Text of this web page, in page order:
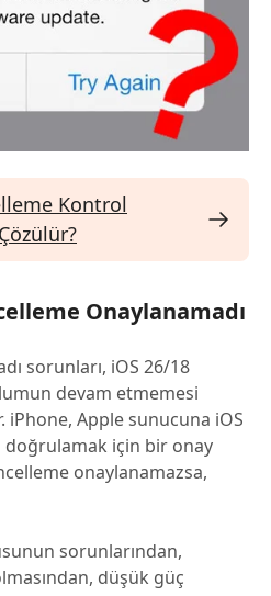
Kontrol
Onaylanamadı
sorunları, iOS 26/18
devam etmemesi
iPhone, Apple sunucuna iOS
için bir onay
onaylanamazsa,
sorunlarından,
düşük güç